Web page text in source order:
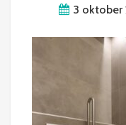
3 oktober